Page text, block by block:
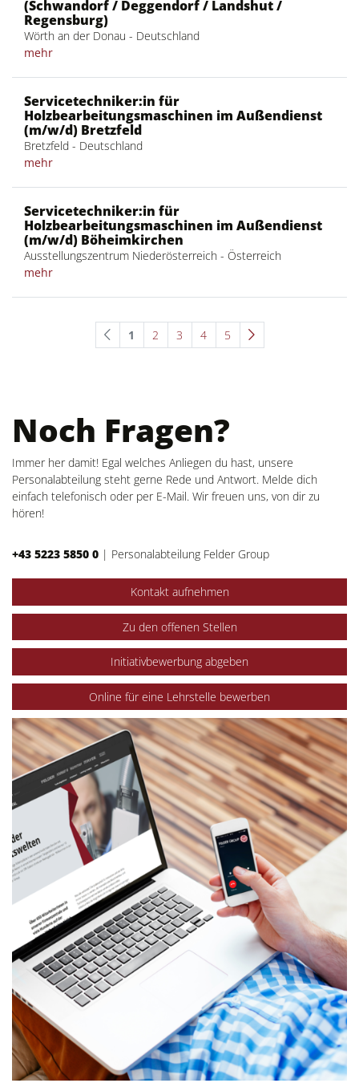
(Schwandorf / Deggendorf / Landshut /
Regensburg)
Wörth an der Donau - Deutschland
mehr
Servicetechniker:in für
Holzbearbeitungsmaschinen im Außendienst
(m/w/d) Bretzfeld
Bretzfeld - Deutschland
mehr
Servicetechniker:in für
Holzbearbeitungsmaschinen im Außendienst
(m/w/d) Böheimkirchen
Ausstellungszentrum Niederösterreich - Österreich
mehr
1 2 3 4 5
Noch Fragen?
Immer her damit! Egal welches Anliegen du hast, unsere
Personalabteilung steht gerne Rede und Antwort. Melde dich
einfach telefonisch oder per E-Mail. Wir freuen uns, von dir zu
hören!
+43 5223 5850 0 | Personalabteilung Felder Group
Kontakt aufnehmen
Zu den offenen Stellen
Initiativbewerbung abgeben
Online für eine Lehrstelle bewerben